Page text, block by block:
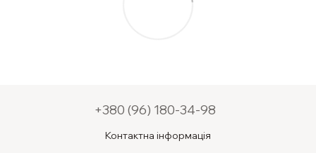
+380 (96) 180-34-98
Контактна інформація